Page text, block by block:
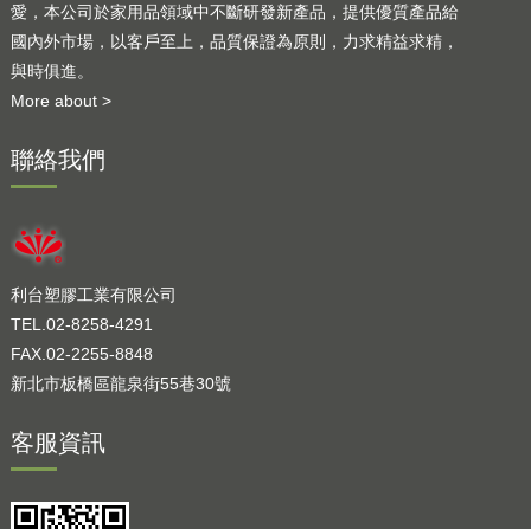
愛，本公司於家用品領域中不斷研發新產品，提供優質產品給
國內外市場，以客戶至上，品質保證為原則，力求精益求精，
與時俱進。
More about >
聯絡我們
利台塑膠工業有限公司
TEL.02-8258-4291
FAX.02-2255-8848
新北市板橋區龍泉街55巷30號
客服資訊